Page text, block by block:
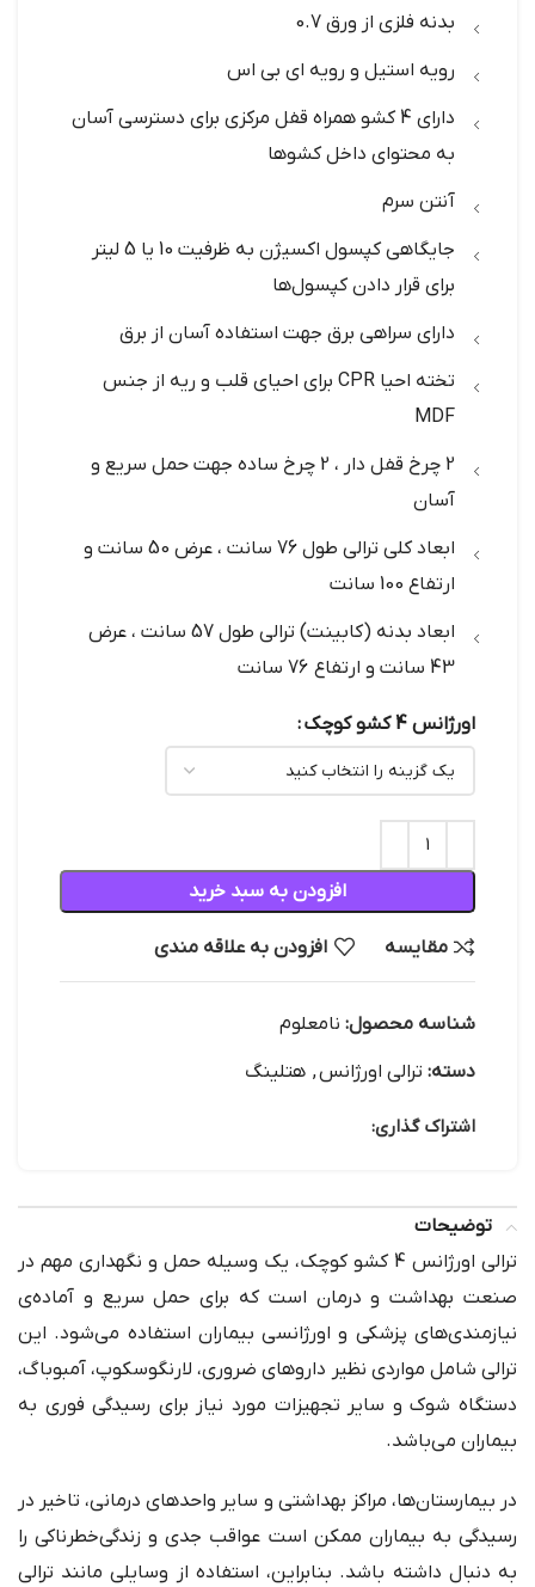
بدنه فلزی از ورق 0.7
رویه استیل و رویه ای بی اس
دارای 4 کشو همراه قفل مرکزی برای دسترسی آسان
به محتوای داخل کشوها
آنتن سرم
جایگاهی کپسول اکسیژن به ظرفیت 10 یا 5 لیتر
برای قرار دادن کپسول‌ها
دارای سراهی برق جهت استفاده آسان از برق
تخته احیا CPR برای احیای قلب و ریه از جنس
MDF
2 چرخ قفل دار ، 2 چرخ ساده جهت حمل سریع و
آسان
ابعاد کلی ترالی طول 76 سانت ، عرض 50 سانت و
ارتفاع 100 سانت
ابعاد بدنه (کابینت) ترالی طول 57 سانت ، عرض
43 سانت و ارتفاع 76 سانت
اورژانس 4 کشو کوچک
افزودن به سبد خرید
مقایسه افزودن به علاقه مندی
شناسه محصول: نامعلوم
دسته: ترالی اورژانس, هتلینگ
اشتراک گذاری:
توضیحات
ترالی اورژانس 4 کشو کوچک، یک وسیله حمل و نگهداری مهم در
صنعت بهداشت و درمان است که برای حمل سریع و آماده‌ی
نیازمندی‌های پزشکی و اورژانسی بیماران استفاده می‌شود. این
ترالی شامل مواردی نظیر داروهای ضروری، لارنگوسکوپ، آمبوباگ،
دستگاه شوک و سایر تجهیزات مورد نیاز برای رسیدگی فوری به
بیماران می‌باشد.
در بیمارستان‌ها، مراکز بهداشتی و سایر واحدهای درمانی، تاخیر در
رسیدگی به بیماران ممکن است عواقب جدی و زندگی‌خطرناکی را
به دنبال داشته باشد. بنابراین، استفاده از وسایلی مانند ترالی